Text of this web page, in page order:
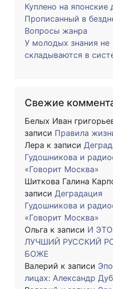
Куплено на японские
Прописанный в
Вопросы жанра
У молодых знания не
складываются в
Свежие
Белых Иван
записи Правила
Лера к записи
Гудошникова и
«Говорит Москва»
Шиткова Галина
записи Деградация
Гудошникова и
«Говорит Москва»
Ольга к записи И ЭТО
ЛУЧШИЙ РУССКИЙ
БОЖЕ
Валерий к записи
лицах: Александр